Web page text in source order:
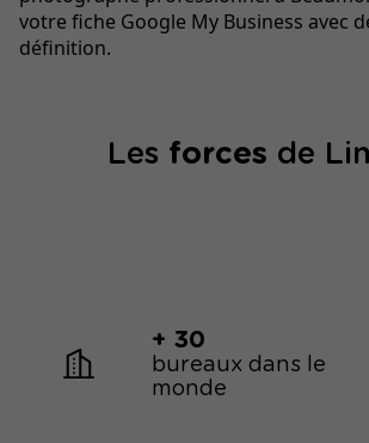
votre fiche Google My Business avec
définition.
Les forces de
+ 30
bureaux dans le
monde